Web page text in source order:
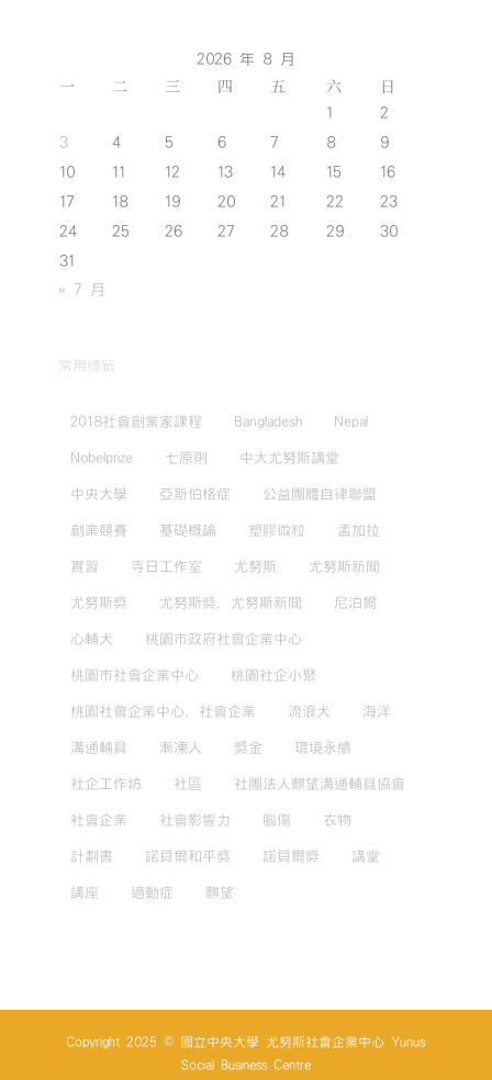
2026 年 8 月
一 二 三 四 五 六 日
1
2
3
4 5 6 7 8
9
10
11 12 13 14 15
16
17
18 19 20 21 22
23
24
25 26 27 28 29
30
31
« 7 月
常用標籤
2018社會創業家課程 Bangladesh Nepal
Nobelprize 七原則 中大尤努斯講堂
中央大學 亞斯伯格症 公益團體自律聯盟
創業競賽 基礎概論 塑膠微粒 孟加拉
實習 寺日工作室 尤努斯 尤努斯新聞
尤努斯獎 尤努斯獎，尤努斯新聞 尼泊爾
心輔犬 桃園市政府社會企業中心
桃園市社會企業中心 桃園社企小聚
桃園社會企業中心，社會企業 流浪犬 海洋
溝通輔具 漸凍人 獎金 環境永續
社企工作坊 社區 社團法人麒望溝通輔具協會
社會企業 社會影響力 腦傷 衣物
計劃書 諾貝爾和平獎 諾貝爾獎 講堂
講座 過動症 麒望
Copyright 2025 © 國立中央大學 尤努斯社會企業中心 Yunus
Social Business Centre